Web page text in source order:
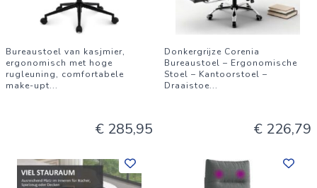
Bureaustoel van kasjmier,
ergonomisch met hoge
rugleuning, comfortabele
make-upt...
€ 285,95
Donkergrijze Corenia
Bureaustoel – Ergonomische
Stoel – Kantoorstoel –
Draaistoe...
€ 226,79